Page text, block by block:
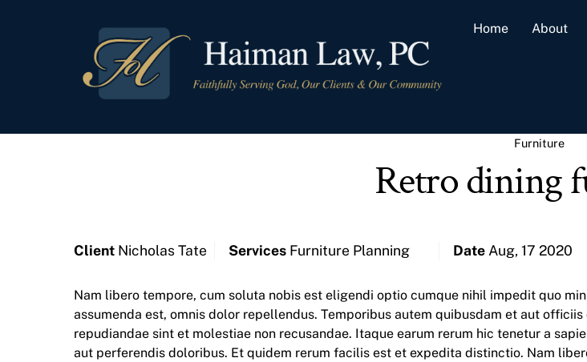
Home About
Furniture
Retro dining
Client Nicholas Tate Services Furniture Planning Date Aug, 17 2020
Nam libero tempore, cum soluta nobis est eligendi optio cumque nihil impedit quo
assumenda est, omnis dolor repellendus. Temporibus autem quibusdam et aut
repudiandae sint et molestiae non recusandae. Itaque earum rerum hic tenetur a
aut perferendis doloribus. Et quidem rerum facilis est et expedita distinctio. Nam